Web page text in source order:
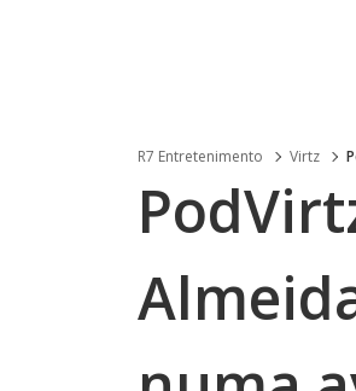
R7 Entretenimento Virtz